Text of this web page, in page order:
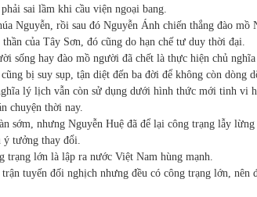
sai lầm khi cầu viện ngoại bang.
Nguyễn, rồi sau đó Nguyễn Ánh chiến thắng đào mồ
thần của Tây Sơn, đó cũng do hạn chế tư duy thời đại.
sống hay đào mồ người đã chết là thực hiện chủ
bị suy sụp, tận diệt đến ba đời để không còn dòng
lý lịch vẫn còn sử dụng dưới hình thức mới tinh vi
chuyện thời nay.
sớm, nhưng Nguyễn Huệ đã để lại công trạng lẫy lừng
ý tưởng thay đổi.
trạng lớn là lập ra nước Việt Nam hùng mạnh.
tuyến đối nghịch nhưng đều có công trạng lớn, nên